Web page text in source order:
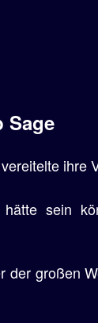
Sage
ihre
sein
der großen